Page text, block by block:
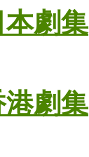
本劇集
港劇集